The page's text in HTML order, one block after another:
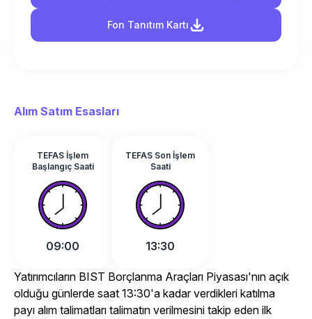
Fon Tanıtım Kartı
Alım Satım Esasları
TEFAS İşlem
Başlangıç Saati
09:00
TEFAS Son İşlem
Saati
13:30
Yatırımcıların BIST Borçlanma Araçları Piyasası'nın açık
olduğu günlerde saat 13:30'a kadar verdikleri katılma
payı alım talimatları talimatın verilmesini takip eden ilk